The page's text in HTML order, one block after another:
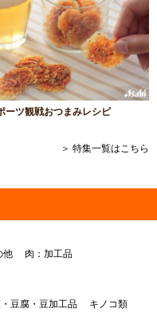
ーツ観戦おつまみレシピ
＞ 特集一覧はこちら
他 肉：加工品
豆腐・豆加工品
キノコ類